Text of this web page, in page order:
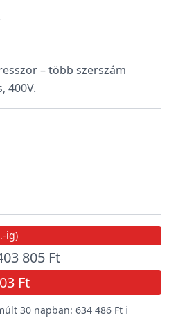
– több szerszám
400V.
ig)
805 Ft
Ft
30 napban: 634 486 Ft ℹ️